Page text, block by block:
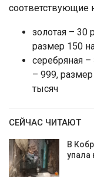
соответствующие
золотая – 30
размер 150
серебряная
– 999,
тысяч
СЕЙЧАС ЧИТАЮТ
В
упала